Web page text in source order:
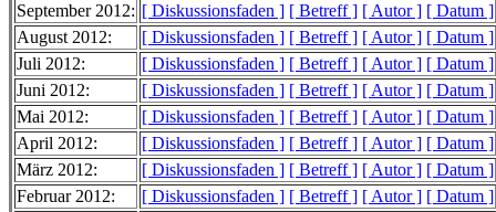
September 2012: [ Diskussionsfaden ] [ Betreff ] [ Autor ] [ Datum ]
August 2012:
[ Diskussionsfaden ] [ Betreff ] [ Autor ] [ Datum ]
Juli 2012:
[ Diskussionsfaden ] [ Betreff ] [ Autor ] [ Datum ]
Juni 2012:
[ Diskussionsfaden ] [ Betreff ] [ Autor ] [ Datum ]
Mai 2012:
[ Diskussionsfaden ] [ Betreff ] [ Autor ] [ Datum ]
April 2012:
[ Diskussionsfaden ] [ Betreff ] [ Autor ] [ Datum ]
März 2012:
[ Diskussionsfaden ] [ Betreff ] [ Autor ] [ Datum ]
Februar 2012:
[ Diskussionsfaden ] [ Betreff ] [ Autor ] [ Datum ]